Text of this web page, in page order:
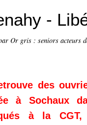
-
Or gris : seniors acteurs
des
à Sochaux
à la